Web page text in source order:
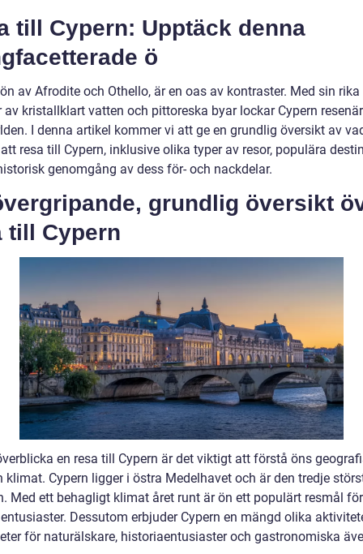
till Cypern: Upptäck denna
ö
av Afrodite och Othello, är en oas av kontraster. Med sin
av kristallklart vatten och pittoreska byar lockar Cypern
I denna artikel kommer vi att ge en grundlig översikt av
resa till Cypern, inklusive olika typer av resor, populära
genomgång av dess för- och nackdelar.
grundlig översikt
till Cypern
en resa till Cypern är det viktigt att förstå öns
klimat. Cypern ligger i östra Medelhavet och är den tredje
Med ett behagligt klimat året runt är ön ett populärt resmål
Dessutom erbjuder Cypern en mängd olika
för naturälskare, historiaentusiaster och gastronomiska